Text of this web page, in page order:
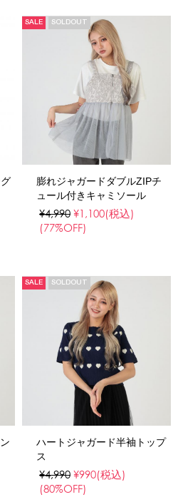
SALE SOLDOUT
膨れジャガードダブルZIPチ
ュール付きキャミソール
¥4,990 ¥1,100(税込)
(77%OFF)
SALE SOLDOUT
ハートジャガード半袖トップ
ス
¥4,990 ¥990(税込)
(80%OFF)